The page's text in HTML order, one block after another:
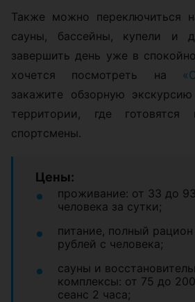
Также можно переключиться
сауны, бассейны, купели и
завершить день уже в
хочется посмотреть на
закажите обзорную
территории, где готовятся
спортсмены.
Цены:
проживание: от 33 до
человека за сутки;
питание, полный
рублей с человека;
сауны и
комплексы: от 75 до
сеанс 2 часа;